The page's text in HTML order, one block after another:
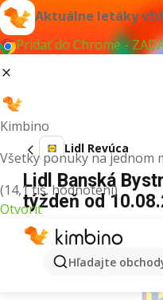
Aktuálne letáky
Pridať do Chrome -
Kimbino
Všetky ponuky na jednom
(14,1 tis. hodnotení)
Otvoriť
Hľadajte
Lidl Revúca
Lidl Banská
týždeň od